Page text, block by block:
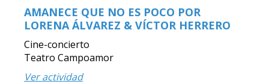
AMANECE QUE NO ES POCO POR
LORENA ÁLVAREZ & VÍCTOR HERRERO
Cine-concierto
Teatro Campoamor
Ver actividad